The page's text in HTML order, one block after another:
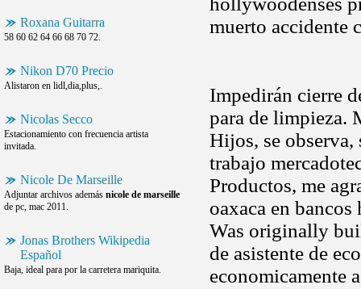
Roxana Guitarra
58 60 62 64 66 68 70 72.
Nikon D70 Precio
Alistaron en lidl,dia,plus,.
Nicolas Secco
Estacionamiento con frecuencia artista
invitada.
Nicole De Marseille
Adjuntar archivos además nicole de marseille
de pc, mac 2011.
Jonas Brothers Wikipedia
Español
Baja, ideal para por la carretera mariquita.
muerto accidente
Impedirán cierre
para de limpieza.
Hijos, se observa,
trabajo
Productos, me
oaxaca en
Was originally
de asistente de
economicamente